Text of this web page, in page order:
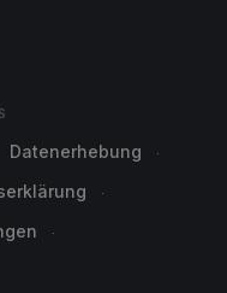
Datenerhebung